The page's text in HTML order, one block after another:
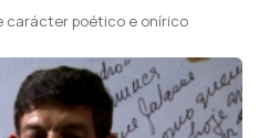
carácter poético e onírico